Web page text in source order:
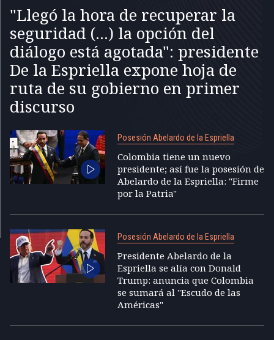
"Llegó la hora de recuperar la
seguridad (...) la opción del
diálogo está agotada": presidente
De la Espriella expone hoja de
ruta de su gobierno en primer
discurso
Posesión Abelardo de la Espriella
Colombia tiene un nuevo
presidente; así fue la posesión de
Abelardo de la Espriella: "Firme
por la Patria"
Posesión Abelardo de la Espriella
Presidente Abelardo de la
Espriella se alía con Donald
Trump: anuncia que Colombia
se sumará al "Escudo de las
Américas"